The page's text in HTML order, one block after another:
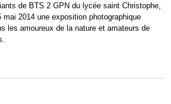
de BTS 2 GPN du lycée saint Christophe,
2014 une exposition photographique
les amoureux de la nature et amateurs de